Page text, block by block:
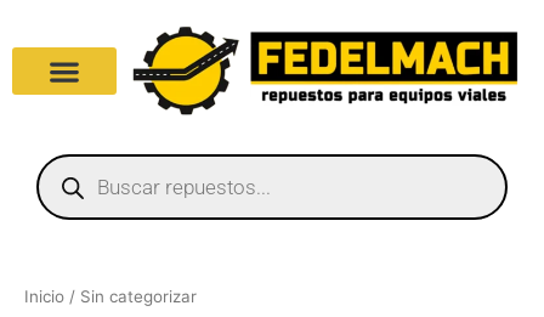
contenido
Products
search
Inicio / Sin categorizar